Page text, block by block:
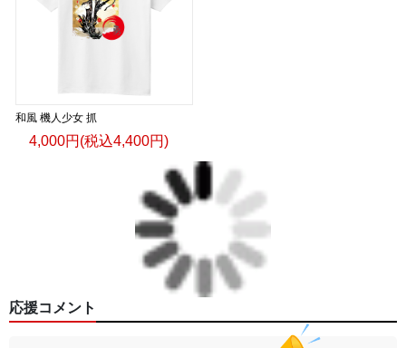
和風 機人少女 抓
4,000円(税込4,400円)
応援コメント